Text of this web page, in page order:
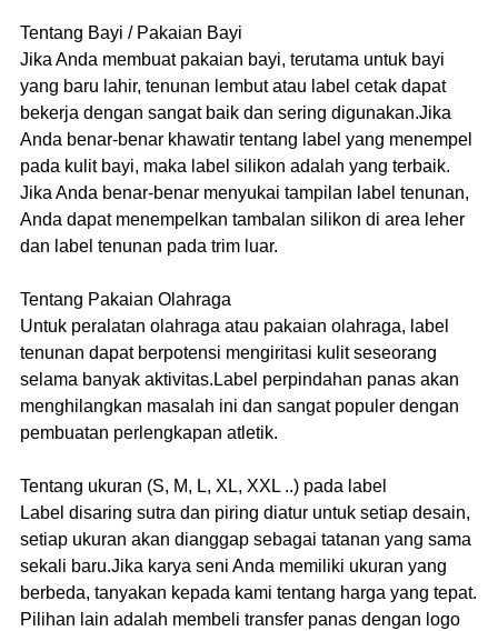
Tentang Bayi / Pakaian Bayi
Jika Anda membuat pakaian bayi, terutama untuk bayi
yang baru lahir, tenunan lembut atau label cetak dapat
bekerja dengan sangat baik dan sering digunakan.Jika
Anda benar-benar khawatir tentang label yang menempel
pada kulit bayi, maka label silikon adalah yang terbaik.
Jika Anda benar-benar menyukai tampilan label tenunan,
Anda dapat menempelkan tambalan silikon di area leher
dan label tenunan pada trim luar.
Tentang Pakaian Olahraga
Untuk peralatan olahraga atau pakaian olahraga, label
tenunan dapat berpotensi mengiritasi kulit seseorang
selama banyak aktivitas.Label perpindahan panas akan
menghilangkan masalah ini dan sangat populer dengan
pembuatan perlengkapan atletik.
Tentang ukuran (S, M, L, XL, XXL ..) pada label
Label disaring sutra dan piring diatur untuk setiap desain,
setiap ukuran akan dianggap sebagai tatanan yang sama
sekali baru.Jika karya seni Anda memiliki ukuran yang
berbeda, tanyakan kepada kami tentang harga yang tepat.
Pilihan lain adalah membeli transfer panas dengan logo